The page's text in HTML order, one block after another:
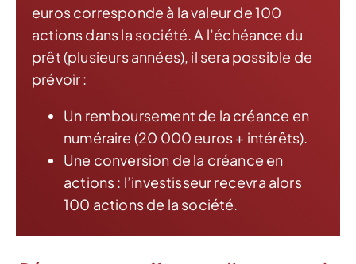
euros corresponde à la valeur de 100
actions dans la société. A l’échéance du
prêt (plusieurs années), il sera possible de
prévoir :
Un remboursement de la créance en
numéraire (20 000 euros + intérêts).
Une conversion de la créance en
actions : l’investisseur recevra alors
100 actions de la société.